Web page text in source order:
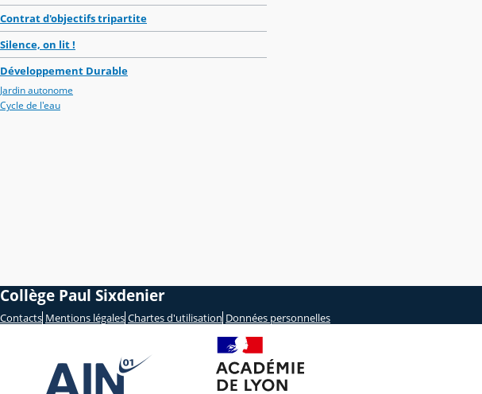
Contrat d'objectifs tripartite
Silence, on lit !
Développement Durable
Jardin autonome
Cycle de l'eau
Collège Paul Sixdenier
Contacts Mentions légales Chartes d'utilisation Données personnelles